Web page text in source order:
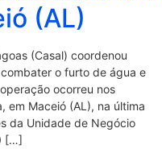
(AL)
(Casal) coordenou
o furto de água e
ocorreu nos
em Maceió (AL), na última
da Unidade de Negócio
[…]